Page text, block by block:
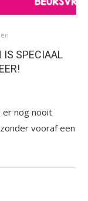
IS SPECIAAL
er nog nooit
vooraf een